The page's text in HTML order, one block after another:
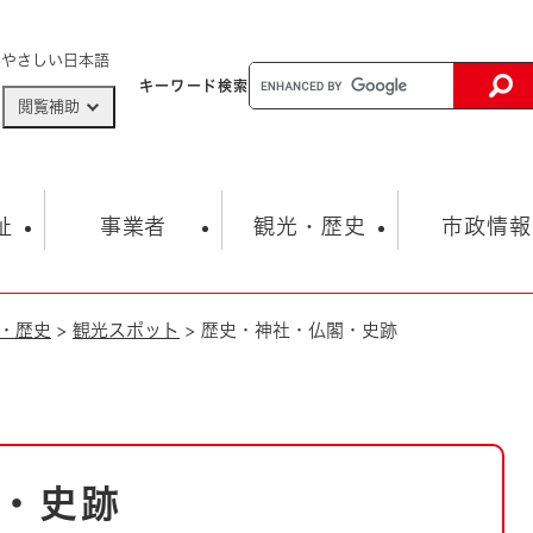
やさしい日本語
閲覧補助
キーワード検索
子育て
康・生活 生涯学習・スポーツ
事業者
入札・契約情報 まちづくり・協働
環境 福祉・介護
観光・歴史
観光スポット
市政情報
市の概要 総合計画
市政 職員採用情報
市役所・施設の案内
オープンデータ
歴史 > 観光スポット > 歴史・神社・仏閣・史跡
史跡